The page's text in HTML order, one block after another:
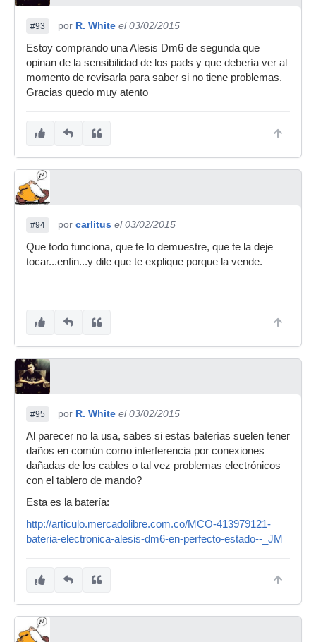
#93 por R. White el 03/02/2015
Estoy comprando una Alesis Dm6 de segunda que
opinan de la sensibilidad de los pads y que debería ver al
momento de revisarla para saber si no tiene problemas.
Gracias quedo muy atento
#94 por carlitus el 03/02/2015
Que todo funciona, que te lo demuestre, que te la deje
tocar...enfin...y dile que te explique porque la vende.
#95 por R. White el 03/02/2015
Al parecer no la usa, sabes si estas baterías suelen tener
daños en común como interferencia por conexiones
dañadas de los cables o tal vez problemas electrónicos
con el tablero de mando?
Esta es la batería:
http://articulo.mercadolibre.com.co/MCO-413979121-
bateria-electronica-alesis-dm6-en-perfecto-estado--_JM